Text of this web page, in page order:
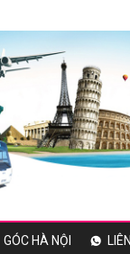
GÓC HÀ NỘI